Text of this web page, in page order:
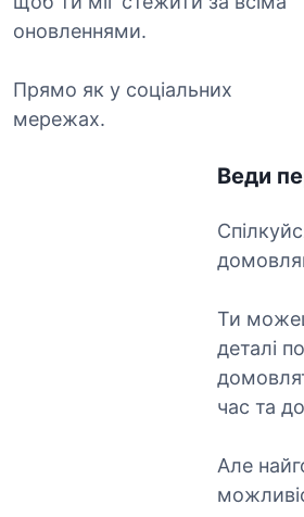
оновленнями.
Прямо як у соціальних
мережах.
Веди
Ти
деталі
час та
Але